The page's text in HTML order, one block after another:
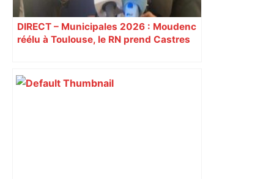
DIRECT – Municipales 2026 : Moudenc
réélu à Toulouse, le RN prend Castres